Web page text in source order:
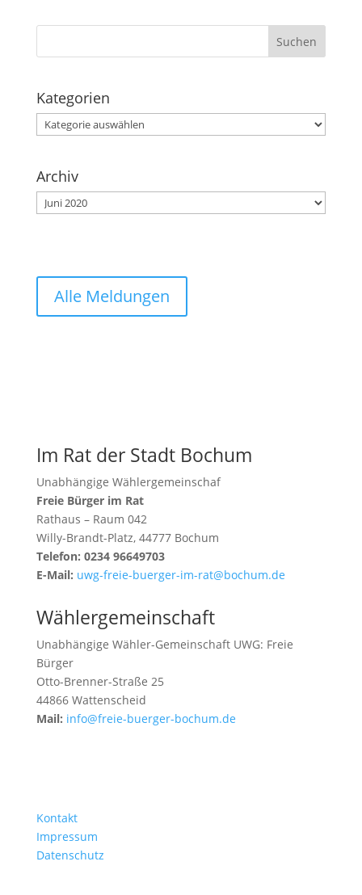
Kategorien
Kategorien
Archiv
Archiv
Alle Meldungen
Im Rat der Stadt Bochum
Unabhängige Wählergemeinschaf
Freie Bürger im Rat
Rathaus – Raum 042
Willy-Brandt-Platz, 44777 Bochum
Telefon: 0234 96649703
E-Mail: uwg-freie-buerger-im-rat@bochum.de
Wählergemeinschaft
Unabhängige Wähler-Gemeinschaft UWG: Freie
Bürger
Otto-Brenner-Straße 25
44866 Wattenscheid
Mail: info@freie-buerger-bochum.de
Kontakt
Impressum
Datenschutz